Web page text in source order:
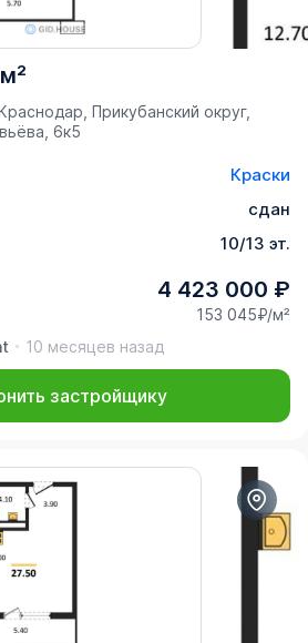
Прикубанский округ,
6к5
Краски
сдан
10/13 эт.
4 423 000 ₽
153 045₽/м²
10 месяцев назад
застройщику